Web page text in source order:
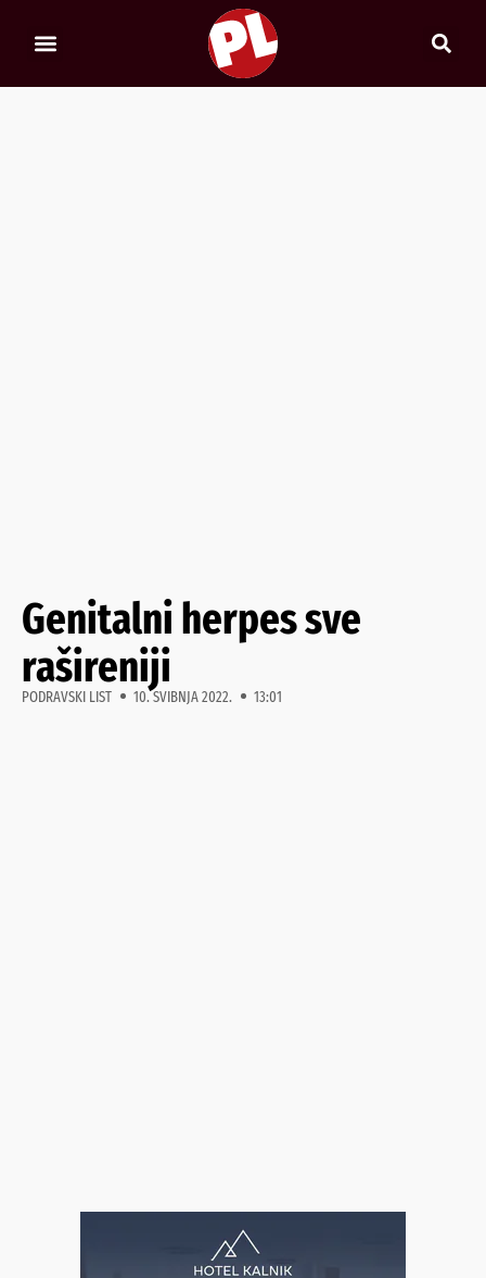
Genitalni herpes sve
rašireniji
PODRAVSKI LIST 10. SVIBNJA 2022. 13:01